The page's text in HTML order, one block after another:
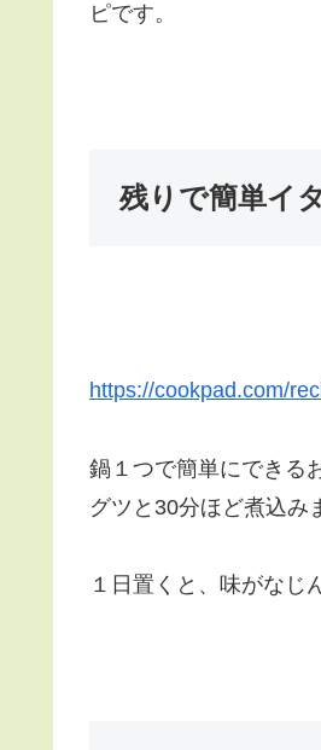
ピです。
残りで簡単イ
https://cookpad.com/
鍋１つで簡単にできる
グツと30分ほど煮込み
１日置くと、味がなじ